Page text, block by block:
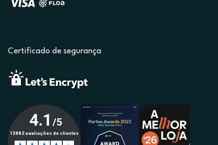
Certificado de segurança